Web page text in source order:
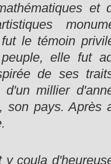
le témoin
elle fut
de ses
d'un millier
son pays. Après
y coula